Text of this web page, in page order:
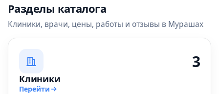
Разделы каталога
Клиники, врачи, цены, работы и отзывы в Мурашах
3
Клиники
Перейти